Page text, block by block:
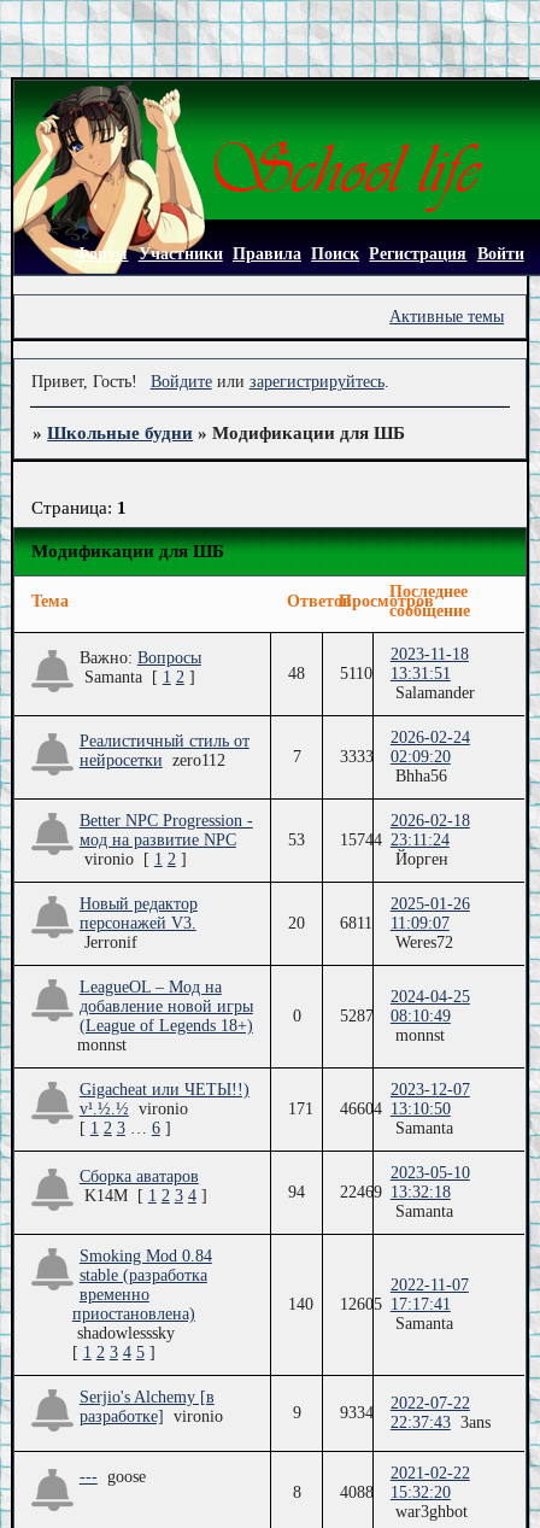
Форум Участники Правила Поиск Регистрация Войти
Активные темы
Привет, Гость! Войдитеили зарегистрируйтесь.
»Школьные будни »Модификации для ШБ
Модификации для ШБ
Страница: 1
Тема ОтветовПросмотров
Последнее
сообщение
Важно: Вопросы
Samanta
[ 1 2 ] 48 5110
2023-11-18
13:31:51
Salamander
Реалистичный стиль от
нейросетки zero112 7 3333
2026-02-24
02:09:20
Bhha56
Better NPC Progression -
мод на развитие NPC
vironio
[ 1 2 ]
53 15744
2026-02-18
23:11:24
Йорген
Новый редактор
персонажей V3.
Jerronif
20 6811
2025-01-26
11:09:07
Weres72
LeagueOL – Мод на
добавление новой игры
(League of Legends 18+)
monnst
0 5287
2024-04-25
08:10:49
monnst
Gigacheat или ЧЕТЫ!!)
v¹.½.½ vironio
[ 1 2 3 … 6 ]
171 46604
2023-12-07
13:10:50
Samanta
Сборка аватаров
K14M
[ 1 2 3 4 ] 94 22469
2023-05-10
13:32:18
Samanta
Smoking Mod 0.84
stable (разработка
временно
приостановлена)
shadowlesssky
[ 1 2 3 4 5 ]
140 12605
2022-11-07
17:17:41
Samanta
Serjio's Alchemy [в
разработке]
vironio 9 9334
2022-07-22
22:37:43 3ans
--- goose
8
4088
2021-02-22
15:32:20
war3ghbot